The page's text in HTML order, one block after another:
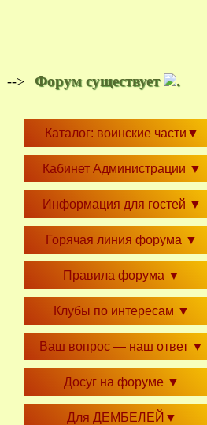
--> Форум существует .
Каталог: воинские части ▼
Кабинет Администрации ▼
Информация для гостей ▼
Горячая линия форума ▼
Правила форума ▼
Клубы по интересам ▼
Ваш вопрос — наш ответ ▼
Досуг на форуме ▼
Для ДЕМБЕЛЕЙ ▼